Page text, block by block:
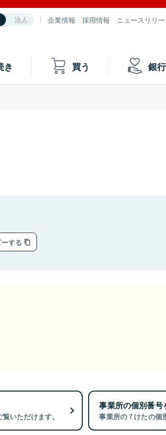
法人 企業情報 採用情報 ニュースリリー
き 買う 銀
する
いただけます。
事業所の個別番号
事業所の７けたの個